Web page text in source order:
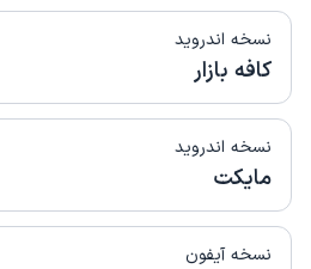
نسخه اندروید
کافه بازار
نسخه اندروید
مایکت
نسخه آیفون